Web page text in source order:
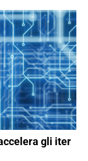
gli iter